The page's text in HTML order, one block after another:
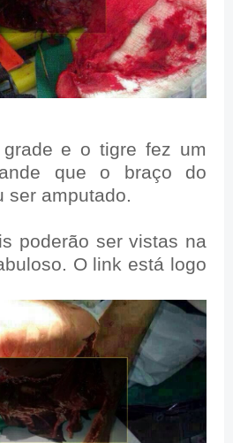
e o tigre fez um
que o braço do
ser amputado.
poderão ser vistas na
O link está logo